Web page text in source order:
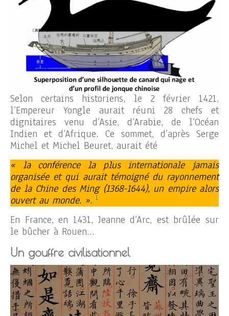
Selon certains historiens, le 2 février 1421,
l’Empereur Yongle aurait réuni 28 chefs et
dignitaires venu d’Asie, d’Arabie, de l’Océan
Indien et d’Afrique. Ce sommet, d’après Serge
Michel et Michel Beuret, aurait été
« la conférence la plus internationale jamais
organisée et qui aurait témoigné du rayonnement
de la Chine des Ming (1368-1644), un empire alors
ouvert au monde. ». 1
En France, en 1431, Jeanne d’Arc, est brûlée sur
le bûcher à Rouen…
Un gouffre civilisationnel